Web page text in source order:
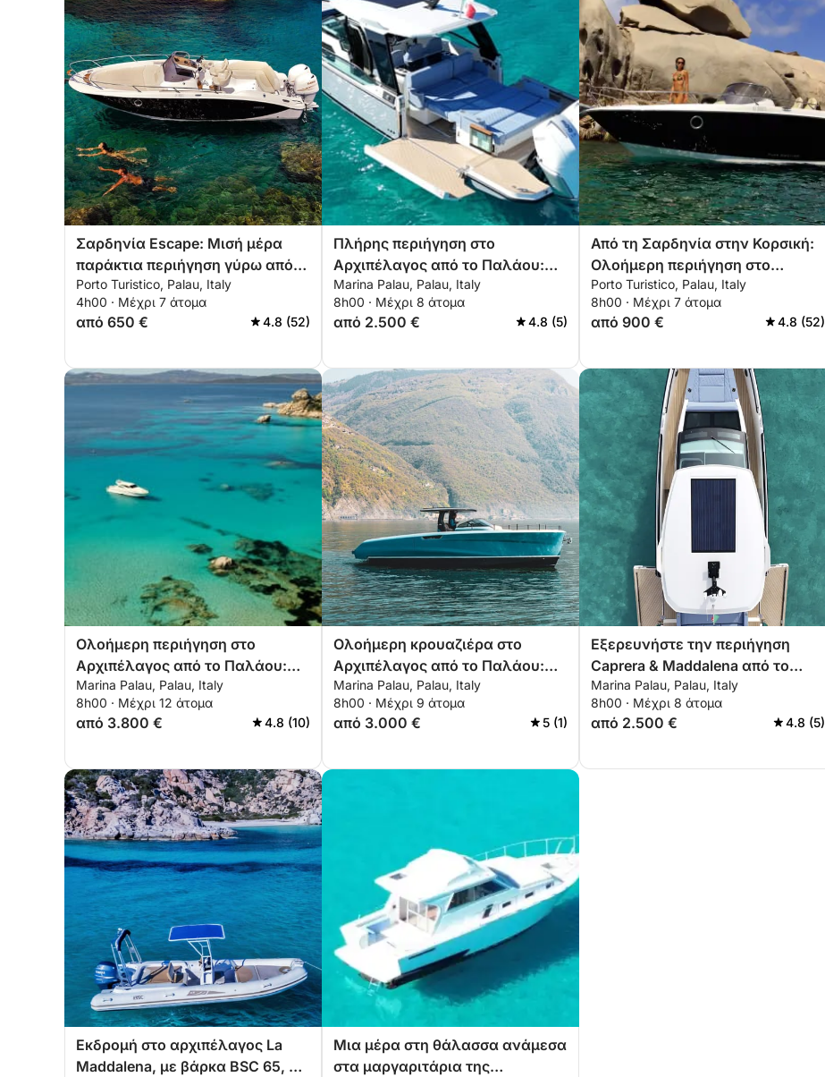
Σαρδηνία Escape: Μισή μέρα
παράκτια περιήγηση γύρω από
το Παλάου
Porto Turistico, Palau, Italy
4h00 · Μέχρι 7 άτομα
από 650 € 4.8 (52)
Πλήρης περιήγηση στο
Αρχιπέλαγος από το Παλάου:
Caprera, Maddalena, Spargi &
Budelli
Marina Palau, Palau, Italy
8h00 · Μέχρι 8 άτομα
από 2.500 € 4.8 (5)
Από τη Σαρδηνία στην Κορσική:
Ολοήμερη περιήγηση στο
Αρχιπέλαγος και το Island
Hopping
Porto Turistico, Palau, Italy
8h00 · Μέχρι 7 άτομα
από 900 € 4.8 (52)
Ολοήμερη περιήγηση στο
Αρχιπέλαγος από το Παλάου:
Caprera, Maddalena, Spargi &
Budelli
Marina Palau, Palau, Italy
8h00 · Μέχρι 12 άτομα
από 3.800 € 4.8 (10)
Ολοήμερη κρουαζιέρα στο
Αρχιπέλαγος από το Παλάου:
Caprera στο Budelli
Marina Palau, Palau, Italy
8h00 · Μέχρι 9 άτομα
από 3.000 € 5 (1)
Εξερευνήστε την περιήγηση
Caprera & Maddalena από το
Παλάου
Marina Palau, Palau, Italy
8h00 · Μέχρι 8 άτομα
από 2.500 € 4.8 (5)
Εκδρομή στο αρχιπέλαγος La
Maddalena, με βάρκα BSC 65, με
Μια μέρα στη θάλασσα ανάμεσα
στα μαργαριτάρια της